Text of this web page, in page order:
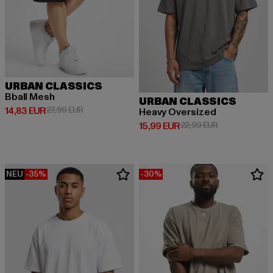
URBAN CLASSICS
Bball Mesh
14,83 EUR
Derzeitiger Preis: 14,83 EUR
27,99 EURAktionspreis: 27,99 EUR
URBAN CLASSICS
Heavy Oversized
15,99 EUR
Derzeitiger Preis: 15,99 EUR
22,99 EURAktionspreis:
NEU -35% -30%